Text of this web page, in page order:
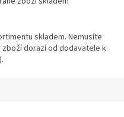
skladem. Nemusíte
dorazí od dodavatele k